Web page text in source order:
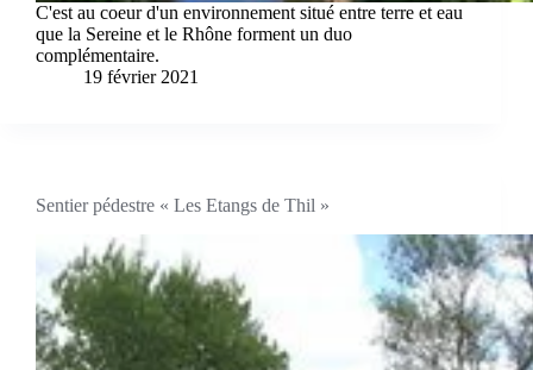
C'est au coeur d'un environnement situé entre terre et eau
que la Sereine et le Rhône forment un duo
complémentaire.
19 février 2021
Sentier pédestre « Les Etangs de Thil »